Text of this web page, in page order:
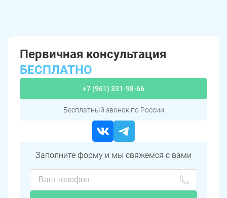
Первичная консультация
БЕСПЛАТНО
+7 (961) 331-98-66
Бесплатный звонок по России
Заполните форму и мы свяжемся с вами